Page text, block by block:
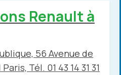
Renault à
56 Avenue de
Tél. 01 43 14 31 31